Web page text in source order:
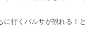
行くバルサが観れる！と